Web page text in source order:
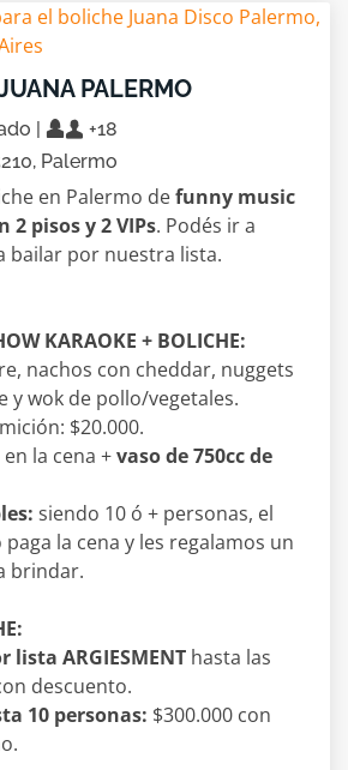
PALERMO
|
+18
Palermo
en Palermo defunny music
2 pisos y 2 VIPs. Podés ir a
bailar por nuestra lista.
KARAOKE + BOLICHE:
nachos con cheddar, nuggets
y wok de pollo/vegetales.
$20.000.
la cena +vaso de 750cc de
siendo 10 ó + personas, el
la cena y les regalamos un
brindar.
lista ARGIESMENT hasta las
descuento.
10 personas: $300.000 con